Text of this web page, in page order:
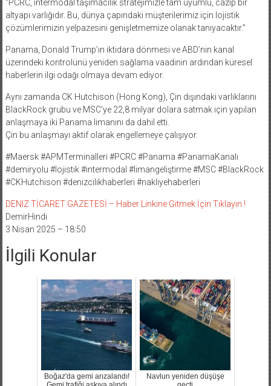
“PCRC, intermodal taşımacılık stratejimizle tam uyumlu, cazip bir
altyapı varlığıdır. Bu, dünya çapındaki müşterilerimiz için lojistik
çözümlerimizin yelpazesini genişletmemize olanak tanıyacaktır.”
Panama, Donald Trump’ın iktidara dönmesi ve ABD’nin kanal
üzerindeki kontrolünü yeniden sağlama vaadinin ardından küresel
haberlerin ilgi odağı olmaya devam ediyor.
Aynı zamanda CK Hutchison (Hong Kong), Çin dışındaki varlıklarını
BlackRock grubu ve MSC’ye 22,8 milyar dolara satmak için yapılan
anlaşmaya iki Panama limanını da dahil etti.
Çin bu anlaşmayı aktif olarak engellemeye çalışıyor.
#Maersk #APMTerminalleri #PCRC #Panama #PanamaKanalı
#demiryolu #lojistik #intermodal #limangeliştirme #MSC #BlackRock
#CKHutchison #denizcilikhaberleri #nakliyehaberleri
DENIZ TİCARET GAZETESİ – Haber Linkine Gitmek İçin Tıklayın !
DemirHindi
3 Nisan 2025 – 18:50
İlgili Konular
Boğaz'da gemi arızalandı!
Navlun yeniden düşüşe